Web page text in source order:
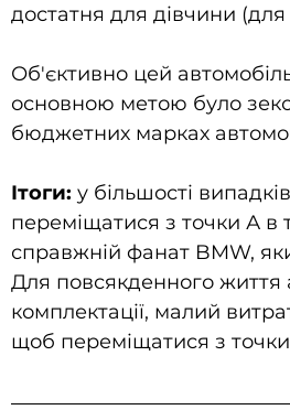
достатня для дівчини
Об'єктивно цей
основною метою було
бюджетних марках
Ітоги: у більшості
переміщатися з точки А
справжній фанат BMW,
Для повсякденного життя
комплектації, малий
щоб переміщатися з